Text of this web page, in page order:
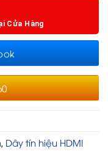
Cửa Hàng
, Dây tín hiệu HDMI